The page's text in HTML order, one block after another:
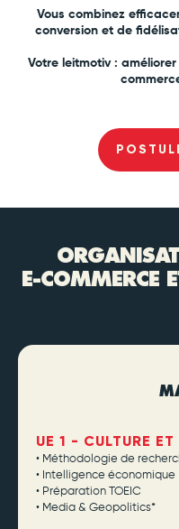
Vous combinez
conversion et de
Votre leitmotiv :
E-COMMERCE
UE 1 - CULTURE
• Méthodologie de
• Intelligence économique
• Préparation TOEIC
• Media & Geopolitics*